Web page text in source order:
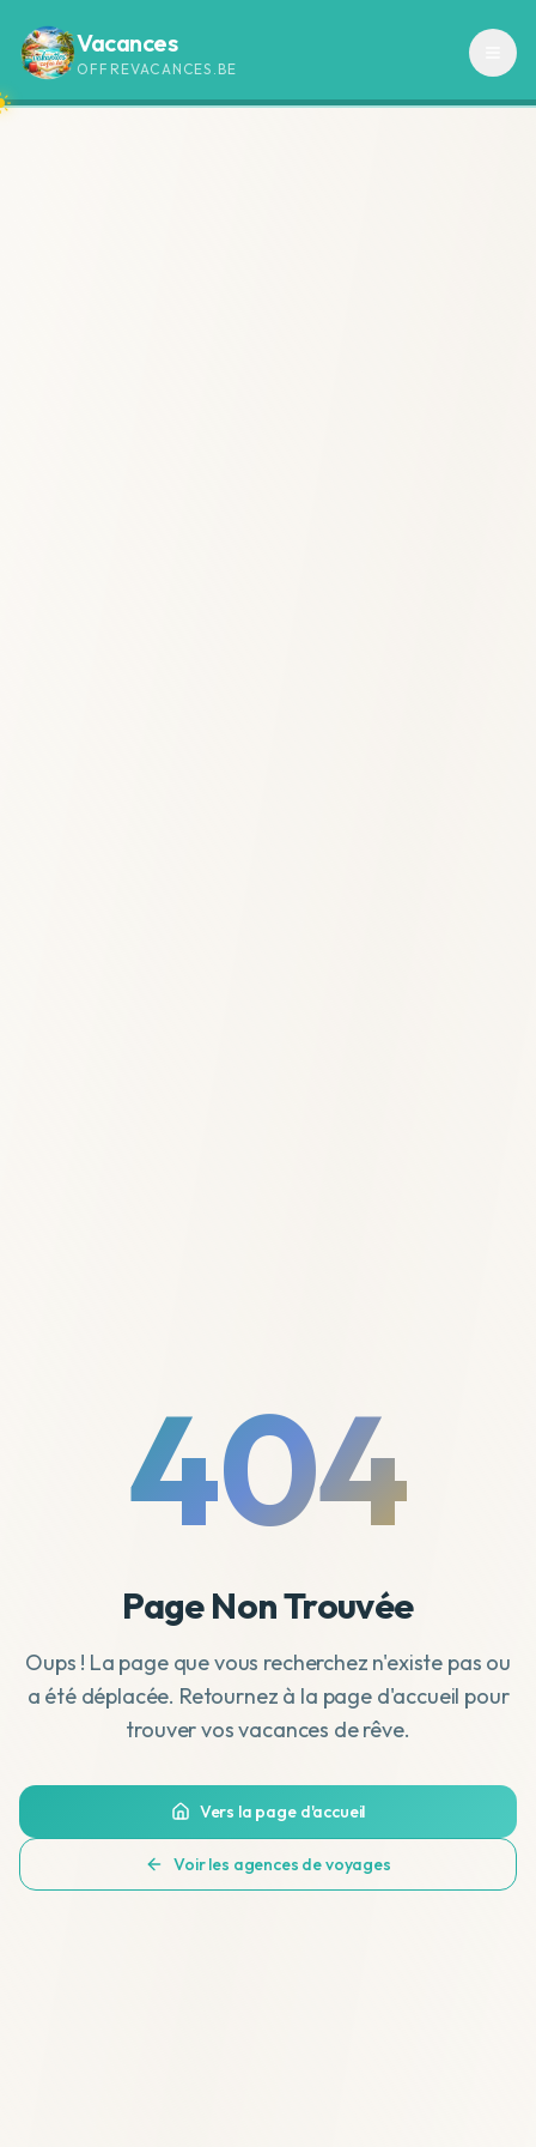
Vacances
OFFREVACANCES.BE
404
Page Non Trouvée
Oups ! La page que vous recherchez n'existe pas ou
a été déplacée. Retournez à la page d'accueil pour
trouver vos vacances de rêve.
Vers la page d'accueil
Voir les agences de voyages